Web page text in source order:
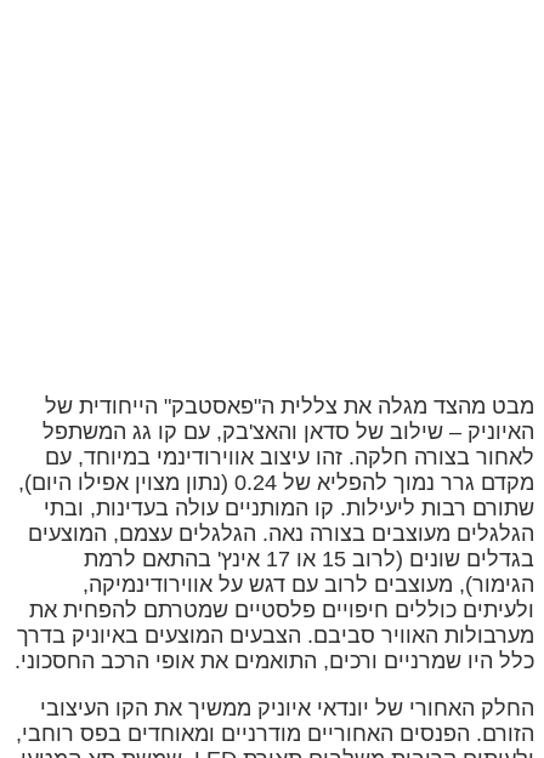
מבט מהצד מגלה את צללית ה"פאסטבק" הייחודית של
האיוניק – שילוב של סדאן והאצ'בק, עם קו גג המשתפל
לאחור בצורה חלקה. זהו עיצוב אווירודינמי במיוחד, עם
מקדם גרר נמוך להפליא של 0.24 (נתון מצוין אפילו היום),
שתורם רבות ליעילות. קו המותניים עולה בעדינות, ובתי
הגלגלים מעוצבים בצורה נאה. הגלגלים עצמם, המוצעים
בגדלים שונים (לרוב 15 או 17 אינץ' בהתאם לרמת
הגימור), מעוצבים לרוב עם דגש על אווירודינמיקה,
ולעיתים כוללים חיפויים פלסטיים שמטרתם להפחית את
מערבולות האוויר סביבם. הצבעים המוצעים באיוניק בדרך
כלל היו שמרניים ורכים, התואמים את אופי הרכב החסכוני.
החלק האחורי של יונדאי איוניק ממשיך את הקו העיצובי
הזורם. הפנסים האחוריים מודרניים ומאוחדים בפס רוחבי,